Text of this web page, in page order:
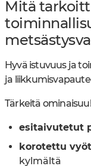
Mitä
Hyvä istuvuus ja
ja
Tärkeitä
esitaivutetut
korotettu
kylmältä